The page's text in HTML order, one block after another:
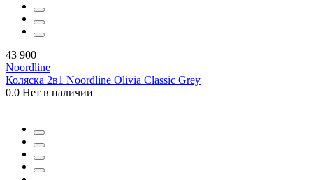
43 900
Noordline
Коляска 2в1 Noordline Olivia Classic Grey
0.0 Нет в наличии